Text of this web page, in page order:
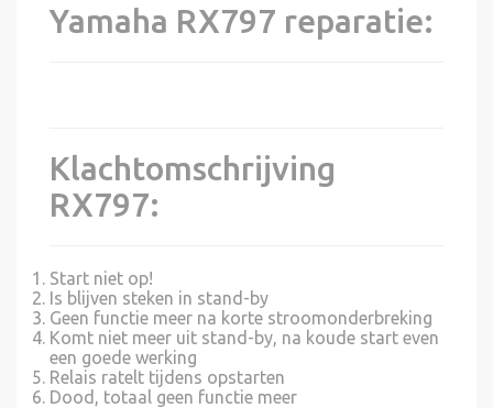
Yamaha RX797 reparatie:
Klachtomschrijving
RX797:
Start niet op!
Is blijven steken in stand-by
Geen functie meer na korte stroomonderbreking
Komt niet meer uit stand-by, na koude start even
een goede werking
Relais ratelt tijdens opstarten
Dood, totaal geen functie meer